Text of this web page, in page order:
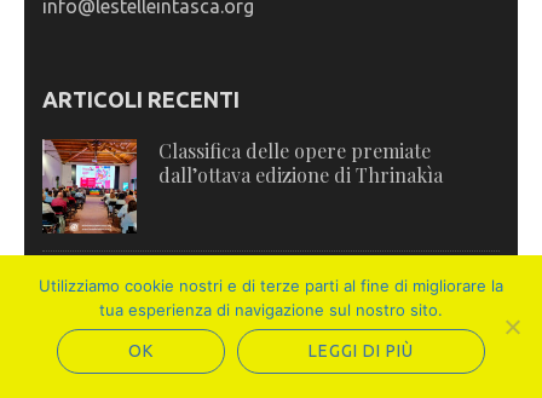
info@lestelleintasca.org
ARTICOLI RECENTI
Classifica delle opere premiate
dall’ottava edizione di Thrinakìa
Cerimonia di Premiazione Premio
Letterario Internazionale Thrinakìa –
VIII Edizione 2025-2026
Utilizziamo cookie nostri e di terze parti al fine di migliorare la
tua esperienza di navigazione sul nostro sito.
OK LEGGI DI PIÙ